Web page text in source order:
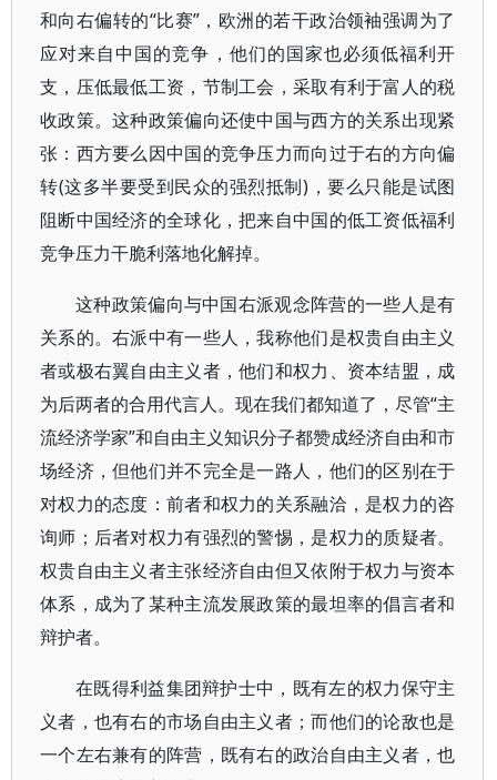
和向右偏转的“比赛”，欧洲的若干政治领袖强调为了
应对来自中国的竞争，他们的国家也必须低福利开
支，压低最低工资，节制工会，采取有利于富人的税
收政策。这种政策偏向还使中国与西方的关系出现紧
张：西方要么因中国的竞争压力而向过于右的方向偏
转(这多半要受到民众的强烈抵制)，要么只能是试图
阻断中国经济的全球化，把来自中国的低工资低福利
竞争压力干脆利落地化解掉。
这种政策偏向与中国右派观念阵营的一些人是有
关系的。右派中有一些人，我称他们是权贵自由主义
者或极右翼自由主义者，他们和权力、资本结盟，成
为后两者的合用代言人。现在我们都知道了，尽管“主
流经济学家”和自由主义知识分子都赞成经济自由和市
场经济，但他们并不完全是一路人，他们的区别在于
对权力的态度：前者和权力的关系融洽，是权力的咨
询师；后者对权力有强烈的警惕，是权力的质疑者。
权贵自由主义者主张经济自由但又依附于权力与资本
体系，成为了某种主流发展政策的最坦率的倡言者和
辩护者。
在既得利益集团辩护士中，既有左的权力保守主
义者，也有右的市场自由主义者；而他们的论敌也是
一个左右兼有的阵营，既有右的政治自由主义者，也